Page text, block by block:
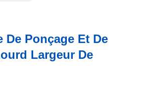
Ponçage Et De
Largeur De